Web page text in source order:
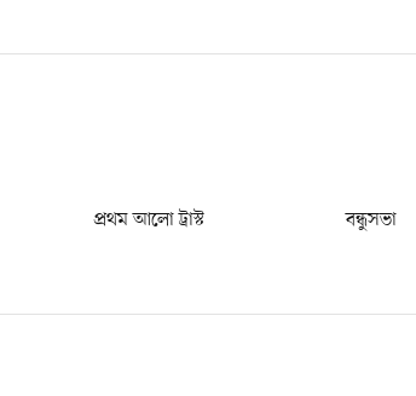
প্রথম আলো ট্রাস্ট বন্ধুসভা